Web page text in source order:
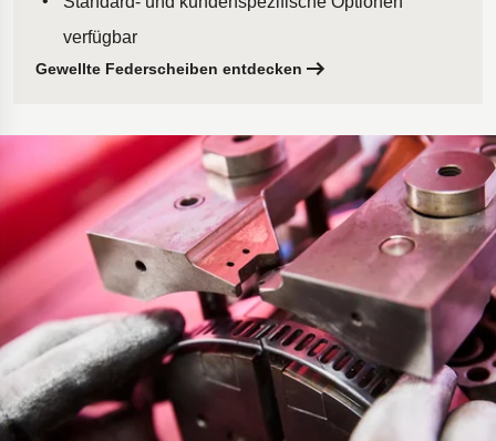
verfügbar
Gewellte Federscheiben entdecken